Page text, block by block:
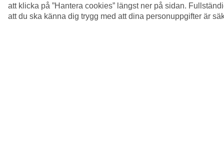
att klicka på ”Hantera cookies” längst ner på sidan.
att du ska känna dig trygg med att dina personuppgifter är